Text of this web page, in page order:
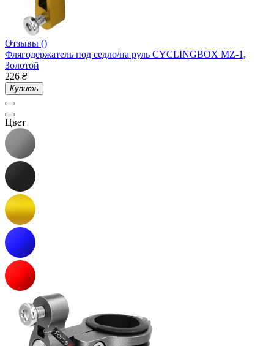
Отзывы ()
Флягодержатель под седло/на руль CYCLINGBOX MZ-1,
Золотой
226 ₴
Купить
Цвет